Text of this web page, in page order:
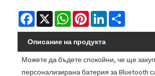
Facebook
X WhatsAppPinterestLinkedIn
Описание на продукта
Можете да бъдете спокойни, че ще
персонализирана батерия за Bluetooth